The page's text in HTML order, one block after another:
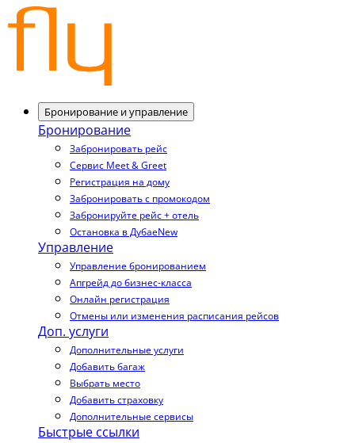
Бронирование и управление
Бронирование
Забронировать рейс
Сервис Meet & Greet
Регистрация на дому
Забронировать с промокодом
Забронируйте рейс + отель
Остановка в ДубаеNew
Управление
Управление бронированием
Апгрейд до бизнес-класса
Онлайн регистрация
Отмены или изменения расписания рейсов
Доп. услуги
Дополнительные услуги
Добавить багаж
Выбрать место
Добавить страховку
Дополнительные сервисы
Быстрые ссылки